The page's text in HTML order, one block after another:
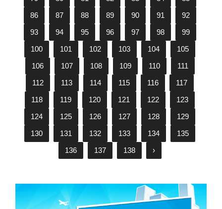
86
87 88 89 90 91
92
93
94 95 96 97 98
99
100
101 102 103 104
105
106
107 108 109 110
111
112
113 114 115 116
117
118
119 120 121 122
123
124
125 126 127 128
129
130
131 132 133 134
135
136
137 138 ›